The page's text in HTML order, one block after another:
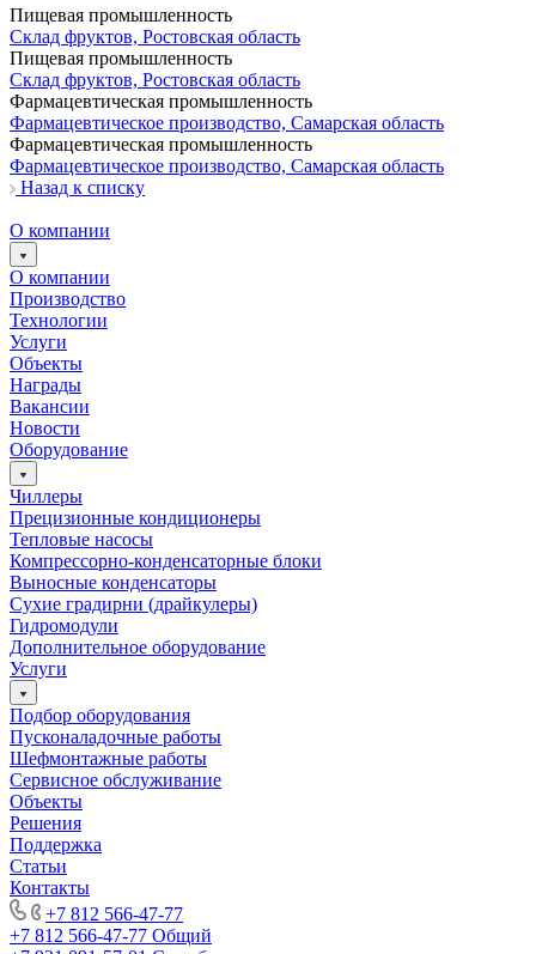
Пищевая промышленность
Склад фруктов, Ростовская область
Пищевая промышленность
Склад фруктов, Ростовская область
Фармацевтическая промышленность
Фармацевтическое производство, Самарская область
Фармацевтическая промышленность
Фармацевтическое производство, Самарская область
Назад к списку
О компании
О компании
Производство
Технологии
Услуги
Объекты
Награды
Вакансии
Новости
Оборудование
Чиллеры
Прецизионные кондиционеры
Тепловые насосы
Компрессорно-конденсаторные блоки
Выносные конденсаторы
Сухие градирни (драйкулеры)
Гидромодули
Дополнительное оборудование
Услуги
Подбор оборудования
Пусконаладочные работы
Шефмонтажные работы
Сервисное обслуживание
Объекты
Решения
Поддержка
Статьи
Контакты
+7 812 566-47-77
+7 812 566-47-77 Общий